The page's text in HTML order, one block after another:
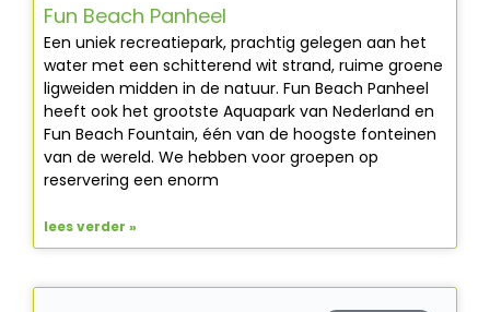
Fun Beach Panheel
Een uniek recreatiepark, prachtig gelegen aan het
water met een schitterend wit strand, ruime groene
ligweiden midden in de natuur. Fun Beach Panheel
heeft ook het grootste Aquapark van Nederland en
Fun Beach Fountain, één van de hoogste fonteinen
van de wereld. We hebben voor groepen op
reservering een enorm
lees verder »